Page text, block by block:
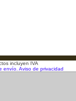
incluyen IVA
envío. Aviso de privacidad